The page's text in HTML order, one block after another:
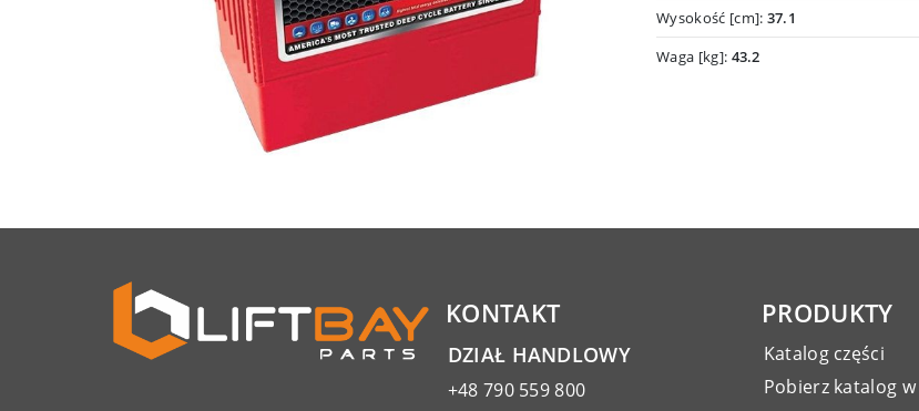
Wysokość [cm]: 37.1
Waga [kg]: 43.2
KONTAKT
DZIAŁ HANDLOWY
+48 790 559 800
PRODUKTY
Katalog części
Pobierz katalog w